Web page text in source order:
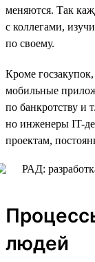
меняются. Так
с коллегами,
по своему.
Кроме
мобильные
по банкротству и
но инженеры IT-
проектам,
людей